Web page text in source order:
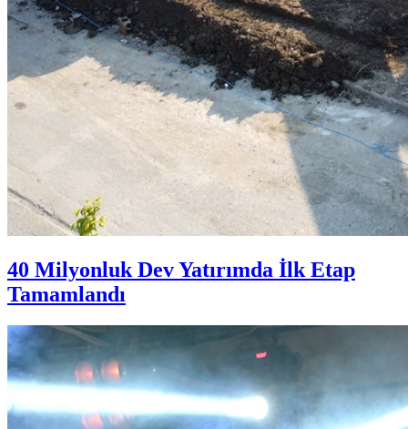
40 Milyonluk Dev Yatırımda İlk Etap
Tamamlandı